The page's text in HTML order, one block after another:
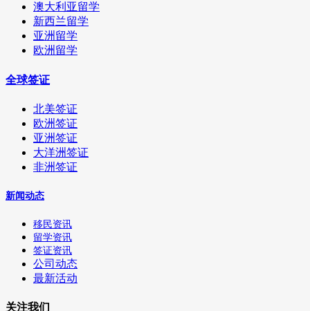
澳大利亚留学
新西兰留学
亚洲留学
欧洲留学
全球签证
北美签证
欧洲签证
亚洲签证
大洋洲签证
非洲签证
新闻动态
移民资讯
留学资讯
签证资讯
公司动态
最新活动
关注我们